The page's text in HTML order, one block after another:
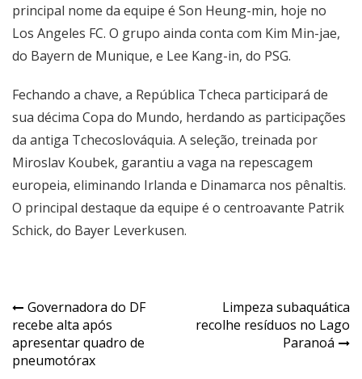
principal nome da equipe é Son Heung-min, hoje no
Los Angeles FC. O grupo ainda conta com Kim Min-jae,
do Bayern de Munique, e Lee Kang-in, do PSG.
Fechando a chave, a República Tcheca participará de
sua décima Copa do Mundo, herdando as participações
da antiga Tchecoslováquia. A seleção, treinada por
Miroslav Koubek, garantiu a vaga na repescagem
europeia, eliminando Irlanda e Dinamarca nos pênaltis.
O principal destaque da equipe é o centroavante Patrik
Schick, do Bayer Leverkusen.
Navegação
de
Post
Governadora do DF
recebe alta após
apresentar quadro de
pneumotórax
Limpeza subaquática
recolhe resíduos no Lago
Paranoá